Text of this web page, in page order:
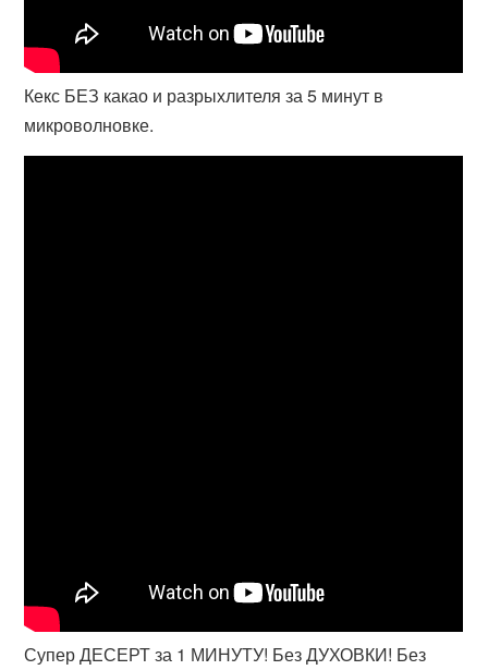
Кекс БЕЗ какао и разрыхлителя за 5 минут в
микроволновке.
Супер ДЕСЕРТ за 1 МИНУТУ! Без ДУХОВКИ! Без